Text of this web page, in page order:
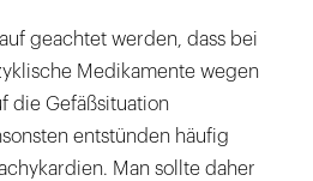
geachtet werden, dass bei
Medikamente wegen
die Gefäßsituation
entstünden häufig
Man sollte daher